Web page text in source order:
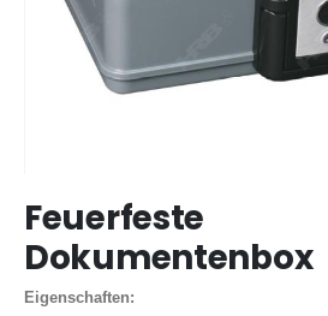
Anfang
der
Bildergalerie
Feuerfeste
Dokumentenbox
Eigenschaften: